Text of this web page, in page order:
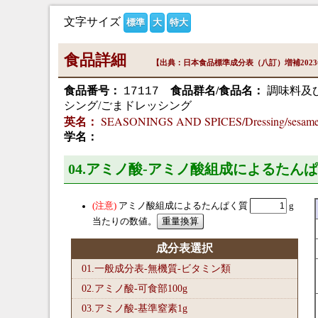
文字サイズ 標準 大 特大
食品詳細 【出典：日本食品標準成分表（八訂）増補
食品番号： 17117 食品群名/食品名： 調味料及
シング/ごまドレッシング
英名： SEASONINGS AND SPICES/Dressing/
学名：
04.アミノ酸-アミノ酸組成によるたん
アミノ酸組成によるたんぱく質
g
当たりの数値。
成分表選択
01.一般成分表-無機質-ビタミン類
02.アミノ酸-可食部100g
03.アミノ酸-基準窒素1g